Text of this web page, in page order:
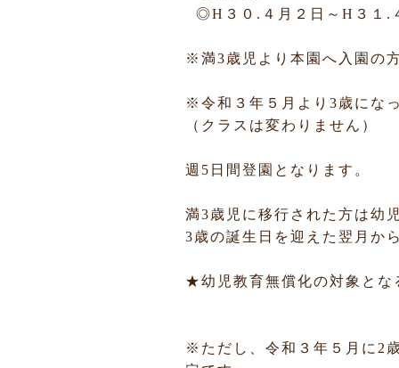
◎H３０.４月２日～H３１.
※満3歳児より本園へ入園の
※令和３年５月より3歳にな
（クラスは変わりません）
週5日間登園となります。
満3歳児に移行された方は幼
3歳の誕生日を迎えた翌月か
★幼児教育無償化の対象とな
※ただし、令和３年５月に2